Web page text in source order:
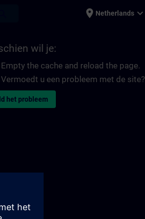
place Netherlands expand_more
wil je:
Empty the cache and reload the page.
Vermoedt u een probleem met de site?
het probleem